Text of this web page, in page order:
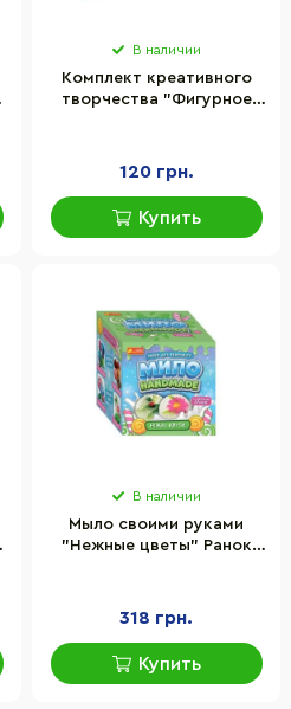
В наличии
Комплект креативного
творчества "Фигурное
120 грн.
Купить
В наличии
Мыло своими руками
"Нежные цветы" Ранок
318 грн.
Купить